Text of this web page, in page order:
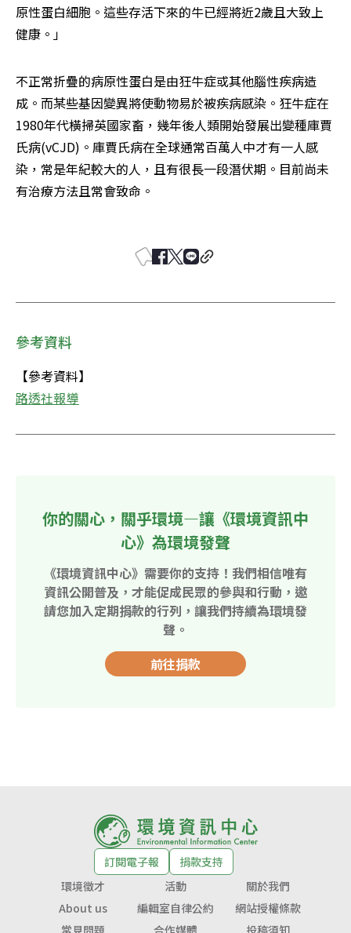
原性蛋白細胞。這些存活下來的牛已經將近2歲且大致上
健康。」
不正常折疊的病原性蛋白是由狂牛症或其他腦性疾病造
成。而某些基因變異將使動物易於被疾病感染。狂牛症在
1980年代橫掃英國家畜，幾年後人類開始發展出變種庫賈
氏病(vCJD)。庫賈氏病在全球通常百萬人中才有一人感
染，常是年紀較大的人，且有很長一段潛伏期。目前尚未
有治療方法且常會致命。
參考資料
路透社報導
你的關心，關乎環境—讓《環境資訊中
心》為環境發聲
《環境資訊中心》需要你的支持！我們相信唯有
資訊公開普及，才能促成民眾的參與和行動，邀
請您加入定期捐款的行列，讓我們持續為環境發
聲。
前往捐款
訂閱電子報
捐款支持
環境徵才
活動
關於我們
About us
編輯室自律公約
網站授權條款
常見問題
合作媒體 投稿須知